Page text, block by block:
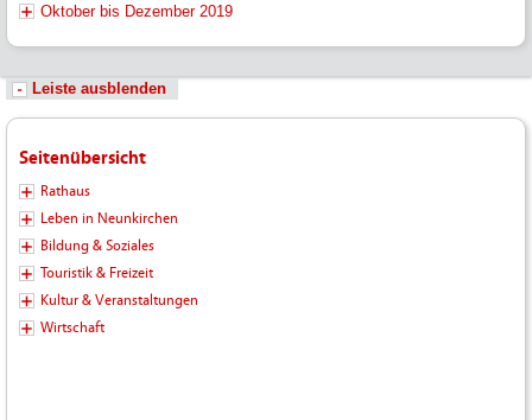
Oktober bis Dezember 2019
Leiste ausblenden
Seitenübersicht
Rathaus
Leben in Neunkirchen
Bildung & Soziales
Touristik & Freizeit
Kultur & Veranstaltungen
Wirtschaft